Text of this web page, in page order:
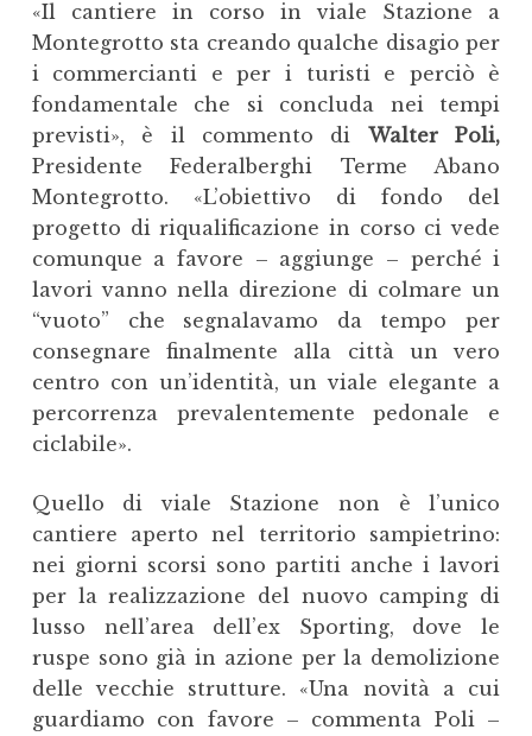
«Il cantiere in corso in viale Stazione a
Montegrotto sta creando qualche disagio per
i commercianti e per i turisti e perciò è
fondamentale che si concluda nei tempi
previsti», è il commento di Walter Poli,
Presidente Federalberghi Terme Abano
Montegrotto. «L’obiettivo di fondo del
progetto di riqualificazione in corso ci vede
comunque a favore – aggiunge – perché i
lavori vanno nella direzione di colmare un
“vuoto” che segnalavamo da tempo per
consegnare finalmente alla città un vero
centro con un’identità, un viale elegante a
percorrenza prevalentemente pedonale e
ciclabile».
Quello di viale Stazione non è l’unico
cantiere aperto nel territorio sampietrino:
nei giorni scorsi sono partiti anche i lavori
per la realizzazione del nuovo camping di
lusso nell’area dell’ex Sporting, dove le
ruspe sono già in azione per la demolizione
delle vecchie strutture. «Una novità a cui
guardiamo con favore – commenta Poli –